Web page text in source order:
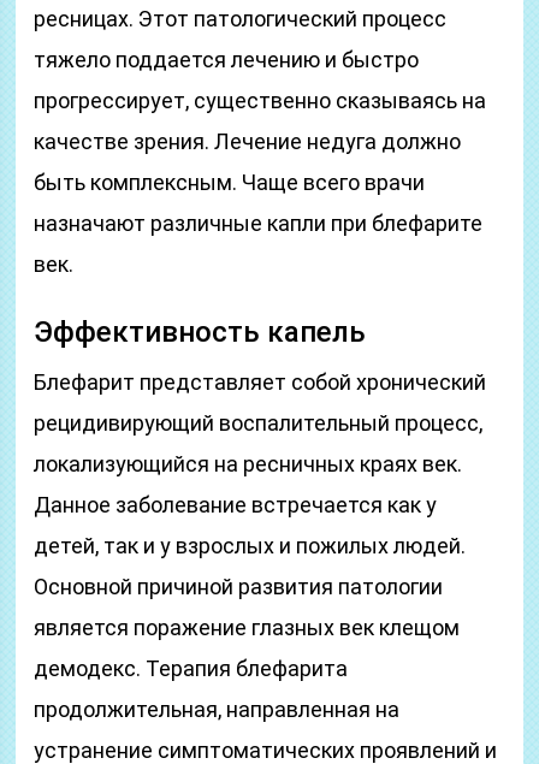
ресницах. Этот патологический процесс
тяжело поддается лечению и быстро
прогрессирует, существенно сказываясь на
качестве зрения. Лечение недуга должно
быть комплексным. Чаще всего врачи
назначают различные капли при блефарите
век.
Эффективность капель
Блефарит представляет собой хронический
рецидивирующий воспалительный процесс,
локализующийся на ресничных краях век.
Данное заболевание встречается как у
детей, так и у взрослых и пожилых людей.
Основной причиной развития патологии
является поражение глазных век клещом
демодекс. Терапия блефарита
продолжительная, направленная на
устранение симптоматических проявлений и